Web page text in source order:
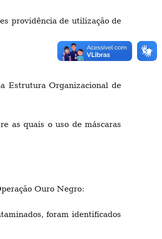
providência de utilização de
Estrutura Organizacional de
as quais o uso de máscaras
Ouro Negro:
foram identificados